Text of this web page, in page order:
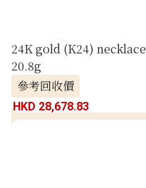
24K gold (K24) necklace
20.8g
參考回收價
HKD 28,678.83